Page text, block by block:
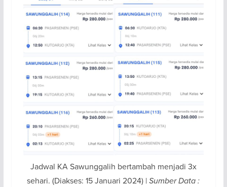
Jadwal KA Sawunggalih bertambah menjadi 3x
sehari. (Diakses: 15 Januari 2024) |Sumber Data :